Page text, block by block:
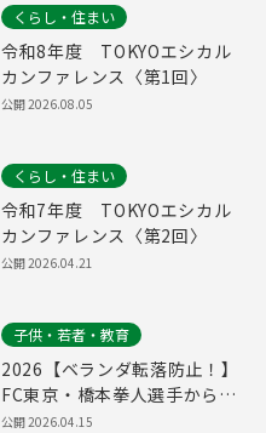
くらし・住まい
令和8年度 TOKYOエシカル
カンファレンス〈第1回〉
公開2026.08.05
くらし・住まい
令和7年度 TOKYOエシカル
カンファレンス〈第2回〉
公開2026.04.21
子供・若者・教育
2026【ベランダ転落防止！】
FC東京・橋本拳人選手からの
メッセージ
公開2026.04.15